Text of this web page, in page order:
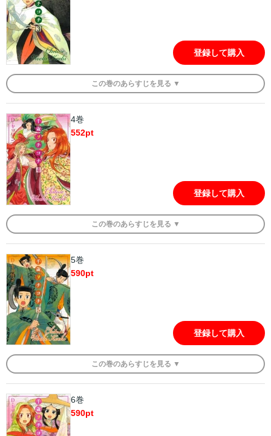
登録して購入
この巻のあらすじを 見る ▼
4巻
552pt
登録して購入
この巻のあらすじを 見る ▼
5巻
590pt
登録して購入
この巻のあらすじを 見る ▼
6巻
590pt